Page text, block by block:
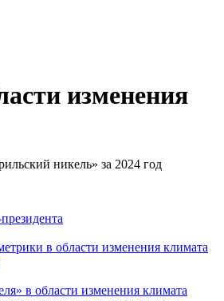
изменения
никель» за 2024 год
в области изменения климата
в области изменения климата